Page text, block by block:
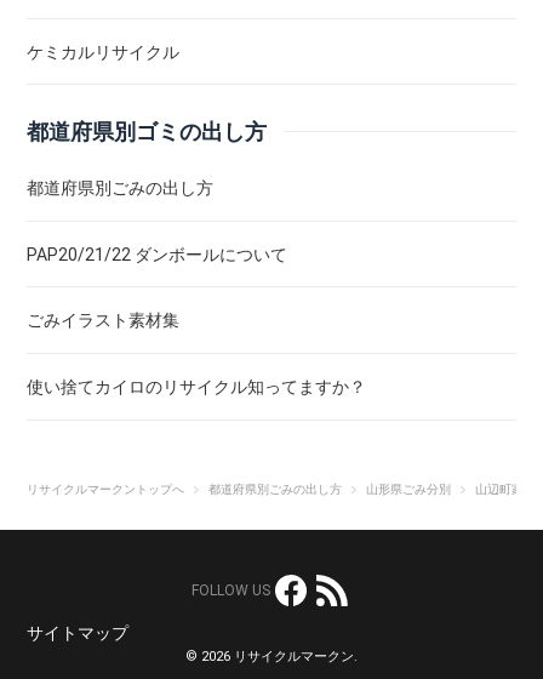
ケミカルリサイクル
都道府県別ゴミの出し方
都道府県別ごみの出し方
PAP20/21/22 ダンボールについて
ごみイラスト素材集
使い捨てカイロのリサイクル知ってますか？
リサイクルマークントップへ 都道府県別ごみの出し方 山形県ごみ分別 山辺町家庭
FOLLOW US
サイトマップ
© 2026 リサイクルマークン.